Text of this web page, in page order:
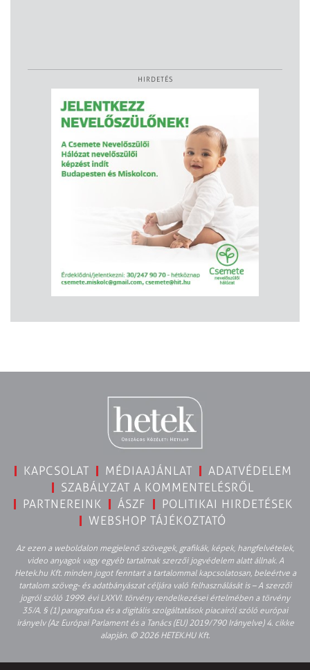
HIRDETÉS
KAPCSOLAT MÉDIAAJÁNLAT
ADATVÉDELEM
SZABÁLYZAT A KOMMENTELÉSRŐL
PARTNEREINK
ÁSZF
POLITIKAI HIRDETÉSEK
WEBSHOP TÁJÉKOZTATÓ
Az ezen a weboldalon megjelenő szövegek, grafikák, képek, hangfelvételek,
video anyagok vagy egyéb tartalmak szerzői jogvédelem alatt állnak. A
Hetek.hu Kft. minden jogot fenntart a tartalommal kapcsolatosan, beleértve a
tartalom szöveg- és adatbányászat céljára való felhasználását is – A szerzői
jogról szóló 1999. évi LXXVI. törvény rendelkezései értelmében a törvény
35/A. § (1) paragrafusa és a digitális szolgáltatások piacairól szóló európai
irányelv (Az Európai Parlament és a Tanács (EU) 2019/790 Irányelve) 4. cikke
alapján. © 2026 HETEK.HU Kft.